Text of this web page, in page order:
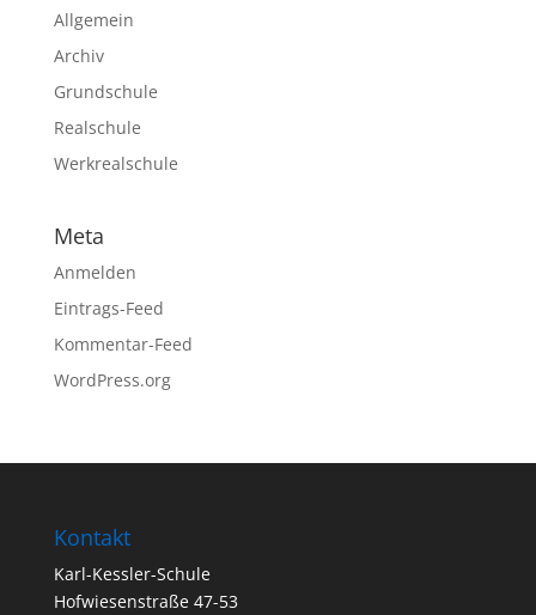
Allgemein
Archiv
Grundschule
Realschule
Werkrealschule
Meta
Anmelden
Eintrags-Feed
Kommentar-Feed
WordPress.org
Kontakt
Karl-Kessler-Schule
Hofwiesenstraße 47-53